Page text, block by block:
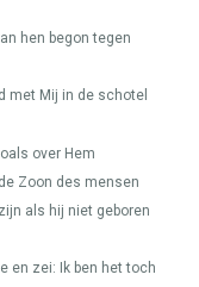
hen begon tegen
met Mij in de schotel
over Hem
Zoon des mensen
als hij niet geboren
en zei: Ik ben het toch